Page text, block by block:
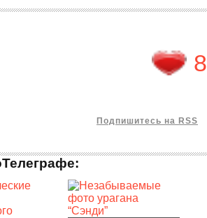
8
Подпишитесь на RSS